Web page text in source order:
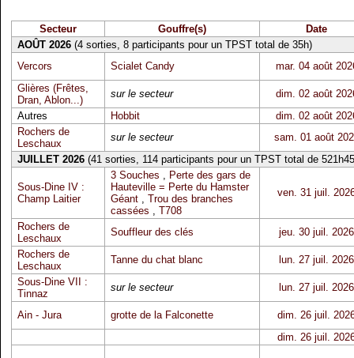
Secteur Gouffre(s)
Date
AOÛT 2026(4 sorties, 8 participants pour un TPST total de 35h)
Vercors
Scialet Candy
mar. 04 août
Glières (Frêtes,
Dran, Ablon...)
sur le secteur
dim. 02 août
Autres
Hobbit
dim. 02 août
Rochers de
Leschaux
sur le secteur
sam. 01 août
JUILLET 2026(41 sorties, 114 participants pour un TPST total de
Sous-Dine IV :
Champ Laitier
3 Souches , Perte des gars de
Hauteville = Perte du Hamster
Géant, Trou des branches
cassées , T708
ven. 31 juil.
Rochers de
Leschaux
Souffleur des clés
jeu. 30 juil. 2026
Rochers de
Leschaux
Tanne du chat blanc
lun. 27 juil. 2026
Sous-Dine VII :
Tinnaz
sur le secteur lun. 27 juil. 2026
Ain - Jura grotte de la Falconette
dim. 26 juil.
dim. 26 juil.